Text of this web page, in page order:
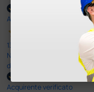
Acquirente verificato
13 Luglio 2026
Nulla da eccepire. Tutto
dall’ordine alla consegna.
Acquirente verificato